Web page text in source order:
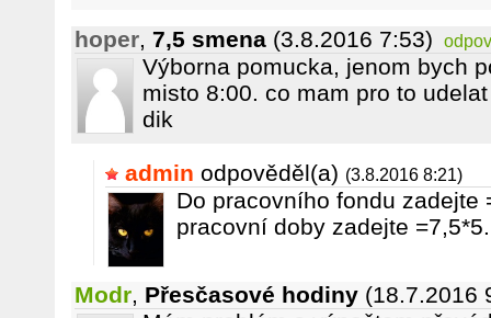
hoper, 7,5 smena (3.8.2016 7:53)
Výborna pomucka, jenom bych
misto 8:00. co mam pro to udelat
dik
admin odpověděl(a) (3.8.2016 8:21)
Do pracovního fondu zadejte
pracovní doby zadejte =7,5*5.
Modr, Přesčasové hodiny (18.7.2016